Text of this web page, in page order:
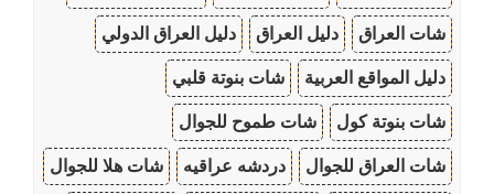
شات العراق دليل العراق دليل العراق الدولي
دليل المواقع العربية شات بنوتة قلبي
شات بنوتة كول شات طموح للجوال
شات العراق للجوال دردشه عراقيه شات هلا للجوال